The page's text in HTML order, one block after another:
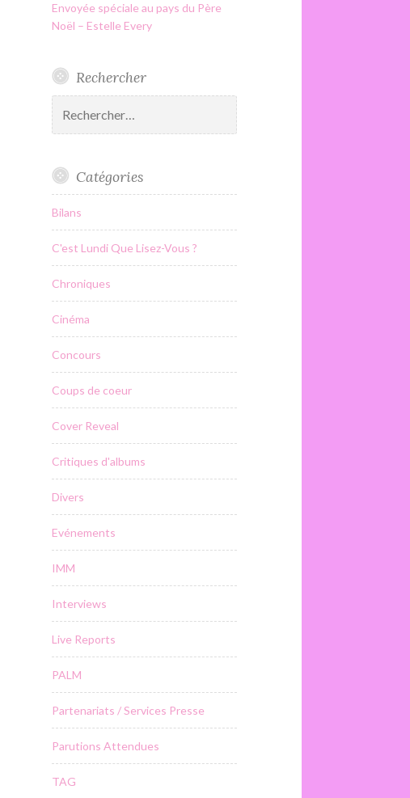
Envoyée spéciale au pays du Père
Noël – Estelle Every
Rechercher
Catégories
Bilans
C'est Lundi Que Lisez-Vous ?
Chroniques
Cinéma
Concours
Coups de coeur
Cover Reveal
Critiques d'albums
Divers
Evénements
IMM
Interviews
Live Reports
PALM
Partenariats / Services Presse
Parutions Attendues
TAG